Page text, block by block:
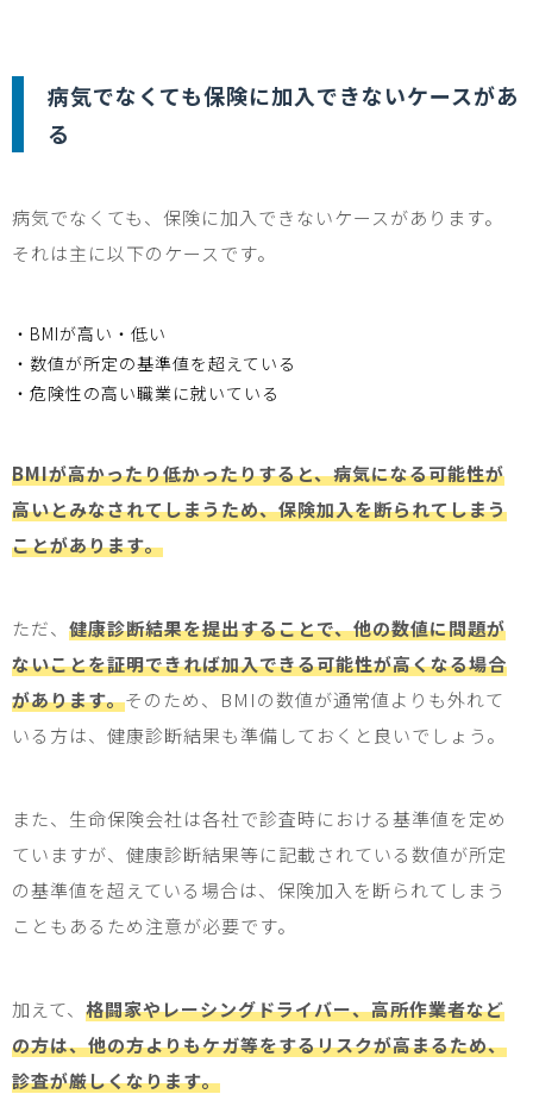
病気でなくても保険に加入できないケースがあ
る
病気でなくても、保険に加入できないケースがあります。
それは主に以下のケースです。
・BMIが高い・低い
・数値が所定の基準値を超えている
・危険性の高い職業に就いている
BMIが高かったり低かったりすると、病気になる可能性が
高いとみなされてしまうため、保険加入を断られてしまう
ことがあります。
ただ、 健康診断結果を提出することで、他の数値に問題が
ないことを証明できれば加入できる可能性が高くなる場合
があります。そのため、 BMIの数値が通常値よりも外れて
いる方は、健康診断結果も準備しておくと良いでしょう。
また、生命保険会社は各社で診査時における基準値を定め
ていますが、健康診断結果等に記載されている数値が所定
の基準値を超えている場合は、保険加入を断られてしまう
こともあるため注意が必要です。
加えて、 格闘家やレーシングドライバー、高所作業者など
の方は、他の方よりもケガ等をするリスクが高まるため、
診査が厳しくなります。